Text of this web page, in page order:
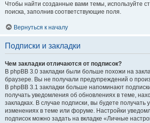
Чтобы найти созданные вами темы, используйте
поиска, заполнив соответствующие поля.
Вернуться к началу
Подписки и закладки
Чем закладки отличаются от подписок?
В phpBB 3.0 закладки были больше похожи на
браузере. Вы не получали предупреждений о
В phpBB 3.1 закладки больше напоминают
получать уведомления об обновлениях в теме,
закладках. В случае подписки, вы будете получать
изменениях в теме или форуме. Настройки
подписок можно задать на вкладке «Личные